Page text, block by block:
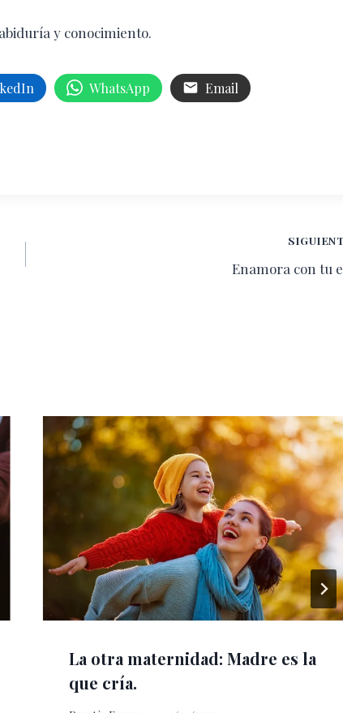
y conocimiento.
WhatsApp Email
Enamora con tu
La otra maternidad: Madre es la
que cría.